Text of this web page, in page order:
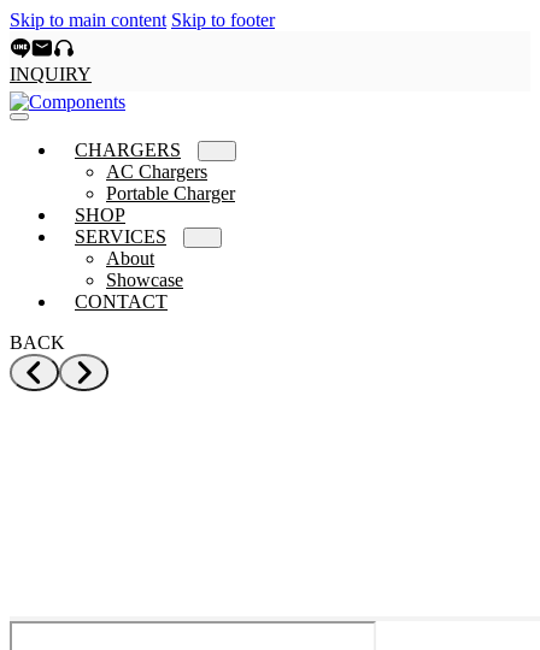
Skip to main content Skip to footer
INQUIRY
CHARGERS
AC Chargers
Portable Charger
SHOP
SERVICES
About
Showcase
CONTACT
BACK